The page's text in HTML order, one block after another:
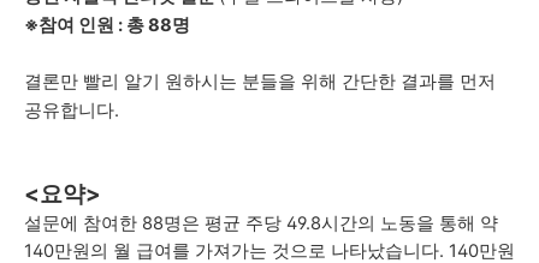
※참여 인원 : 총 88명
결론만 빨리 알기 원하시는 분들을 위해 간단한 결과를 먼저
공유합니다.
<요약>
설문에 참여한 88명은 평균 주당 49.8시간의 노동을 통해 약
140만원의 월 급여를 가져가는 것으로 나타났습니다. 140만원